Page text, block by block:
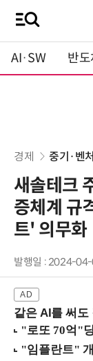
AI·SW 반도
경제 중기·벤처
새솔테크
증체계 규
트' 의무화
발행일 : 2024-
같은 AI를 써도